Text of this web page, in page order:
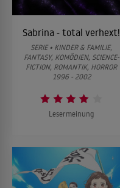
Sabrina - total verhext!
SERIE • KINDER & FAMILIE,
FANTASY, KOMÖDIEN, SCIENCE-
FICTION, ROMANTIK, HORROR
1996 - 2002
Lesermeinung